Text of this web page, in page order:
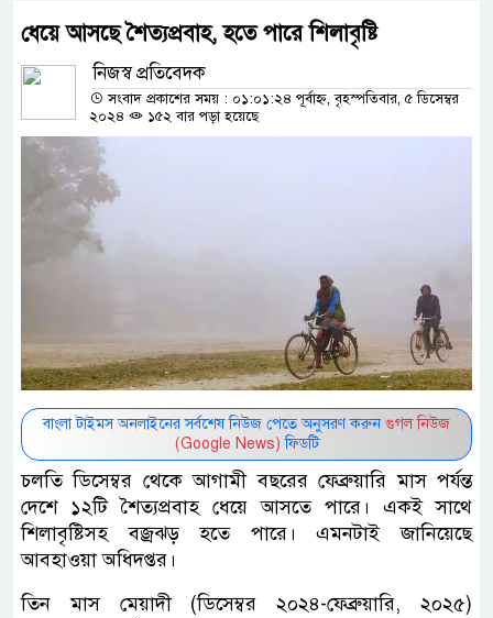
ধেয়ে আসছে শৈত্যপ্রবাহ, হতে পারে শিলাবৃষ্টি
নিজস্ব প্রতিবেদক
সংবাদ প্রকাশের সময় : ০১:০১:২৪ পূর্বাহ্ন, বৃহস্পতিবার, ৫ ডিসেম্বর
২০২৪
১৫২ বার পড়া হয়েছে
বাংলা টাইমস অনলাইনের সর্বশেষ নিউজ পেতে অনুসরণ করুন গুগল নিউজ
(Google News) ফিডটি
চলতি ডিসেম্বর থেকে আগামী বছরের ফেব্রুয়ারি মাস পর্যন্ত
দেশে ১২টি শৈত্যপ্রবাহ ধেয়ে আসতে পারে। একই সাথে
শিলাবৃষ্টিসহ বজ্রঝড় হতে পারে। এমনটাই জানিয়েছে
আবহাওয়া অধিদপ্তর।
তিন মাস মেয়াদী (ডিসেম্বর ২০২৪-ফেব্রুয়ারি, ২০২৫)